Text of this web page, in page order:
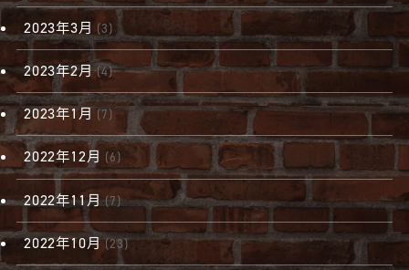
2023年3月 (3)
2023年2月(4)
2023年1月 (7)
2022年12月 (6)
2022年11月(7)
2022年10月(23)